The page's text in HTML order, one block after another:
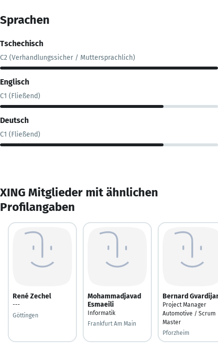
Sprachen
Tschechisch
C2 (Verhandlungssicher / Muttersprachlich)
Englisch
C1 (Fließend)
Deutsch
C1 (Fließend)
XING Mitglieder mit ähnlichen
Profilangaben
René Zechel
---
Göttingen
Mohammadjavad
Esmaeili
Informatik
Frankfurt Am Main
Bernard
Project Manager
Automotive / Scrum
Master
Pforzheim